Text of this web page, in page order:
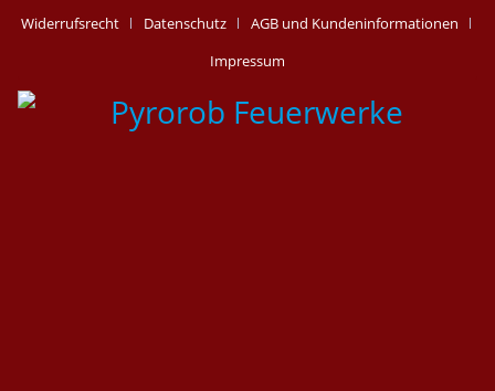
Widerrufsrecht
Datenschutz
AGB und Kundeninformationen
Impressum